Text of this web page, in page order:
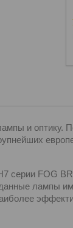
и оптику.
серии FOG
лампы